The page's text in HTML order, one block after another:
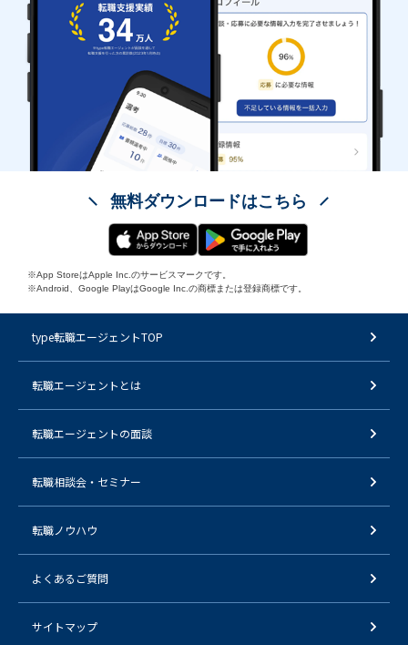
無料ダウンロードはこちら
※App StoreはApple Inc.のサービスマークです。
※Android、Google PlayはGoogle Inc.の商標または登録商標です。
type転職エージェントTOP
転職エージェントとは
転職エージェントの面談
転職相談会・セミナー
転職ノウハウ
よくあるご質問
サイトマップ